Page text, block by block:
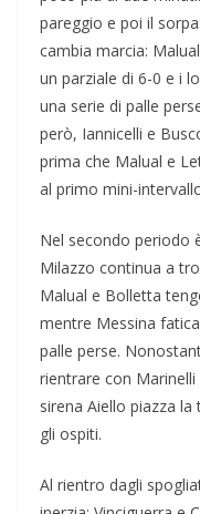
pareggio e poi il
cambia marcia:
un parziale di 6-0 e i
una serie di palle
però, Iannicelli e
prima che Malual e
al primo mini-
Nel secondo periodo
Milazzo continua a
Malual e Bolletta
mentre Messina
palle perse.
rientrare con
sirena Aiello piazza
gli ospiti.
Al rientro dagli